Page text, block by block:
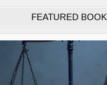
FEATURED BOOK